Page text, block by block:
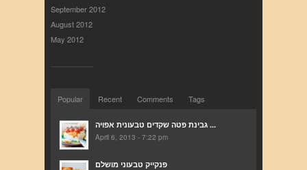
September 2012
August 2012
May 2012
Popular Recent Comments Tags
גבינת פטה שקדים טבעונית אפויה ...
April 6, 2013 - 7:22 pm
פנקייק טבעוני מושלם